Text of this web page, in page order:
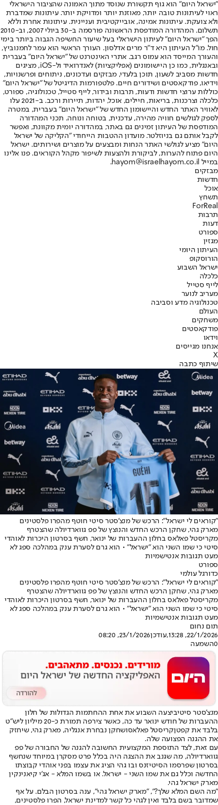
"ישראל היום" הוא גוף תקשורת שנוסד מתוך האמונה שהציבור הישראלי
ראוי לעיתונות טובה יותר, מאוזנת יותר ומדויקת יותר. עיתונות שמדברת
ולא צועקת. עיתונות אמינה, אובייקטיבית ועניינית. עיתונות אחרת וללא
תשלום. המהדורה המודפסת הראשונה פורסמה ב-30 ביולי 2007, וב-2010
הפך "ישראל היום" לעיתון הישראלי בעל שיעור החשיפה הגבוה ביותר בימי
חול. מו"ל העיתון היא ד"ר מרים אדלסון. העורך הראשי הוא עמר לחמנוביץ,
והעורך המייסד הוא עמוס רגב. אתרי האינטרנט של "ישראל היום" בעברית
ובאנגלית, כמו כן היישומונים (אפליקציות) לאנדרואיד ול-iOS, מציגים
חדשות מסביב לשעון, תוכן בלעדי, מבזקים ועדכונים, ניתוחים ופרשנויות,
וידיאו, פודקאסטים ושידורים חיים. פלטפורמות הדיגיטל של "ישראל היום"
כוללות ערוצי חדשות ודעות, תרבות ובידור, לייף סטייל, טכנולוגיה, ספורט,
כלכלה וצרכנות, בריאות, חיילים, אוכל, יהדות, תיירות ורכב. ב-2021 עלו
לאוויר האתר החדש והיישומון החדש של "ישראל היום" בעברית, במטרה
לספק לגולשים חוויה מהירה, עדכנית, בטוחה ונוחה. תכני המהדורה
המודפסת של העיתון זמינים גם באתר, במהדורה יומית מקוונת, ואפשר
לקבל אותם גם בניוזלטר. מועדון ההטבות הייחודי "הקליקה של ישראל
היום" מציע לגולשי האתר הנחות ומבצעים על מוצרים ושירותים. ישראל
היום פתוח להערות, לביקורת ולהצעות לשיפור מקהל הקוראים. פנו אלינו
במייל hayom@israelhayom.co.il.
מבזקים
חדשות
אוכל
תשחץ
ForReal
תרבות
דעות
ספורט
מגזין
העיתון היומי
הורוסקופ
ישראל השבוע
כלכלה
לייף סטייל
מעריב לנוער
טכנולוגיה מדע וסביבה
העולם
משחקים
פודקאסטים
וידאו
אנחנו מגייסים
X
שיתוף כתבה
"קוראים לי ישראל": הרכש של מנצ'סטר סיטי חוטף מהפרו פלסטינים
מארק גהי, שחקן הרכש החדש והנוצץ של פפ גווארדיולה שהצטרף
מקריסטל פאלאס בחלון ההעברות של ינואר, חשף בסרטון היכרות לאוהדי
סיטי כי שמו השני הוא "ישראל" • הוא גרם לסערת ענק במהלכה ספג לא
מעט תגובות אנטישמיות
ספורט
כדורגל עולמי
"קוראים לי ישראל": הרכש של מנצ'סטר סיטי חוטף מהפרו פלסטינים
מארק גהי, שחקן הרכש החדש והנוצץ של פפ גווארדיולה שהצטרף
מקריסטל פאלאס בחלון ההעברות של ינואר, חשף בסרטון היכרות לאוהדי
סיטי כי שמו השני הוא "ישראל" • הוא גרם לסערת ענק במהלכה ספג לא
מעט תגובות אנטישמיות
תום נחום
22/1/2026, 13:28
,עודכן23/1/2026, 08:20
0השמעה
מנצ'סטר סיטיביצעה השבוע את אחת ההחתמות הגדולות של חלון
ההעברות של חודש ינואר עד כה, כאשר צירפה תמורת כ-20 מיליון ליש"ט
בלבד את קפטןקריסטל פאלאסושחקן נבחרת אנגליה, מארק גהי, שיחזק
את ההגנה הפצועה שלה.
עם זאת, לצד התוספת המקצועית החשובה להגנה של החבורה של פפ
גווארדיולה, מה שגנב את ההצגה היה בכלל פרט מסקרן במיוחד שנחשף
בסרטון שפרסמו הסיטיזנס ובו גהי הציג את עצמו בפני אוהדי קבוצתו
החדשה וכלל גם את שמו השני - ישראל. או בשמו המלא - אג'י קיאנינקין
מארק ישראל גהי.
"מה השם המלא שלך?", "מארק ישראל גהי", ענה בסרטון הבלם. על אף
שמדובר בשם בלבד ואין לגהי כל קשר למדינת ישראל, הפרו פלסטינים,